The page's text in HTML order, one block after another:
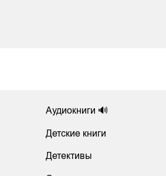
Аудиокниги 🔊
Детские книги
Детективы